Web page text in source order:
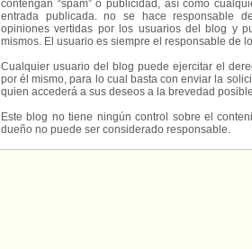
contengan “spam” o publicidad, así como
entrada publicada. no se hace responsable
opiniones vertidas por los usuarios del blog y
mismos. El usuario es siempre el responsable de
Cualquier usuario del blog puede ejercitar el
por él mismo, para lo cual basta con enviar la
quien accederá a sus deseos a la brevedad
Este blog no tiene ningún control sobre el
dueño no puede ser considerado responsable.